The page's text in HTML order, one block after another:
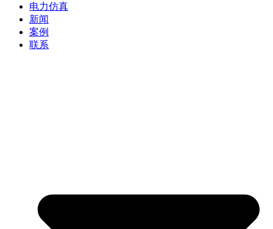
电力仿真
新闻
案例
联系